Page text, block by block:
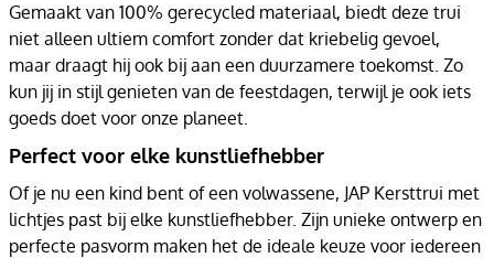
Gemaakt van 100% gerecycled materiaal, biedt deze trui
niet alleen ultiem comfort zonder dat kriebelig gevoel,
maar draagt hij ook bij aan een duurzamere toekomst. Zo
kun jij in stijl genieten van de feestdagen, terwijl je ook iets
goeds doet voor onze planeet.
Perfect voor elke kunstliefhebber
Of je nu een kind bent of een volwassene, JAP Kersttrui met
lichtjes past bij elke kunstliefhebber. Zijn unieke ontwerp en
perfecte pasvorm maken het de ideale keuze voor iedereen